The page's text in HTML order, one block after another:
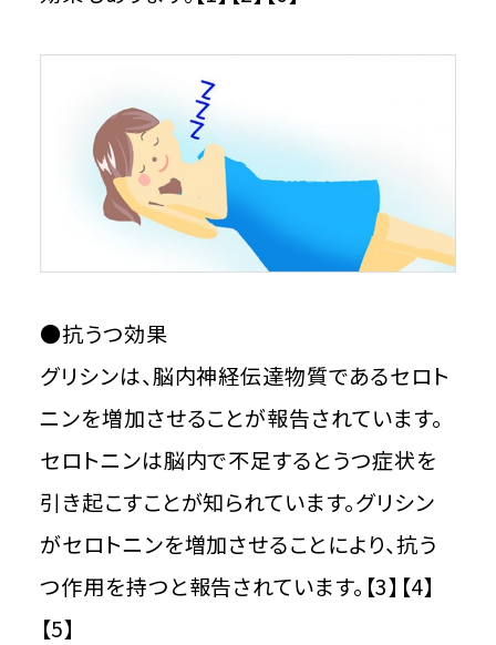
●抗うつ効果
グリシンは、脳内神経伝達物質であるセロト
ニンを増加させることが報告されています。
セロトニンは脳内で不足するとうつ症状を
引き起こすことが知られています。グリシン
がセロトニンを増加させることにより、抗う
つ作用を持つと報告されています。【3】【4】
【5】